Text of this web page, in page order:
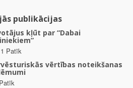
publikācijas
kļūt par “Dabai
1 Patīk
vērtības noteikšanas